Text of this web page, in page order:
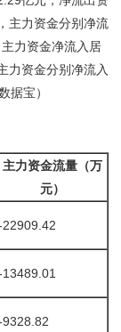
主力资金分别净流
力资金净流入居
力资金分别净流入
据宝）
主力资金流量（万
元）
22909.42
13489.01
9328.82